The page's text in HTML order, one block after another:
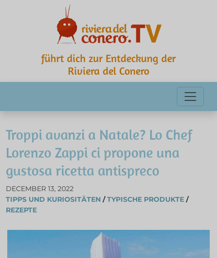
führt dich zur Entdeckung der
Riviera del Conero
Troppi avanzi a Natale? Lo Chef
Lorenzo Zappi ci propone una
gustosa ricetta antispreco
DECEMBER 13, 2022
TIPPS UND KURIOSITÄTEN /TYPISCHE PRODUKTE /
REZEPTE